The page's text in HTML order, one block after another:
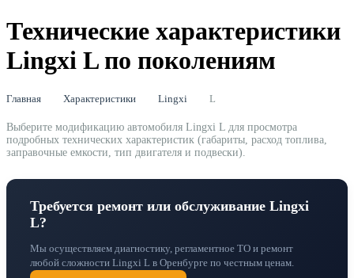
Технические характеристики
Lingxi L по поколениям
Главная Характеристики Lingxi L
Выберите модификацию автомобиля Lingxi L для просмотра
подробных технических характеристик (габариты, расход топлива,
заправочные емкости, тип двигателя и подвески).
Требуется ремонт или обслуживание Lingxi
L?
Мы осуществляем диагностику, регламентное ТО и ремонт
любой сложности Lingxi L в Оренбурге по честным ценам.